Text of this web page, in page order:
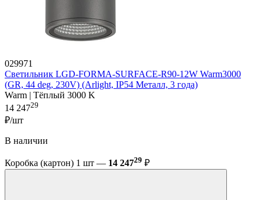
029971
Светильник LGD-FORMA-SURFACE-R90-12W Warm3000
(GR, 44 deg, 230V) (Arlight, IP54 Металл, 3 года)
Warm | Тёплый 3000 K
14 24729
₽/шт
В наличии
Коробка (картон) 1 шт — 14 24729 ₽